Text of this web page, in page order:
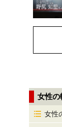
女性の
女性